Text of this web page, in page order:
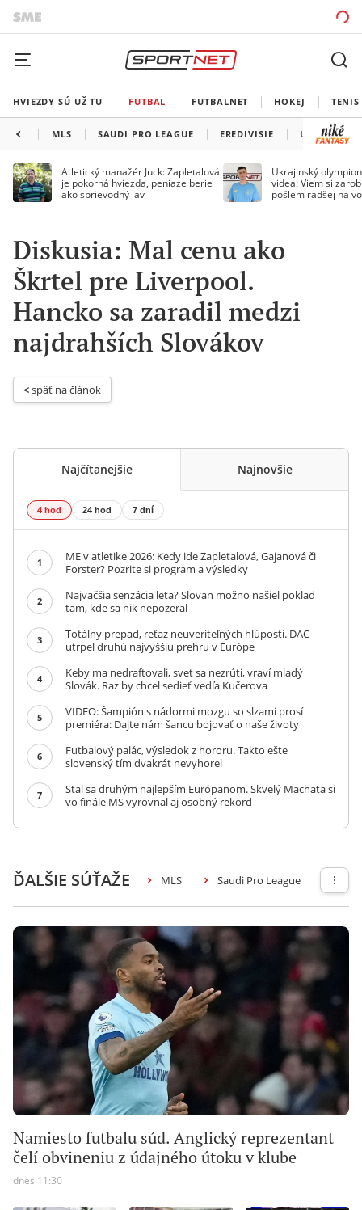
HVIEZDY SÚ UŽ TU FUTBAL FUTBALNET HOKEJ TENIS
MLS SAUDI PRO LEAGUE EREDIVISIE LIGA
Atletický manažér Juck: Zapletalová
je pokorná hviezda, peniaze berie
ako sprievodný jav
Ukrajinský
videa: Viem si
pošlem radšej na
Diskusia: Mal cenu ako
Škrtel pre Liverpool.
Hancko sa zaradil medzi
najdrahších Slovákov
< späť na článok
Najčítanejšie Najnovšie
4 hod 24 hod 7 dní
1
ME v atletike 2026: Kedy ide Zapletalová, Gajanová či
Forster? Pozrite si program a výsledky
2
Najväčšia senzácia leta? Slovan možno našiel poklad
tam, kde sa nik nepozeral
3
Totálny prepad, reťaz neuveriteľných hlúpostí. DAC
utrpel druhú najvyššiu prehru v Európe
4
Keby ma nedraftovali, svet sa nezrúti, vraví mladý
Slovák. Raz by chcel sedieť vedľa Kučerova
5
VIDEO: Šampión s nádormi mozgu so slzami prosí
premiéra: Dajte nám šancu bojovať o naše životy
6
Futbalový palác, výsledok z hororu. Takto ešte
slovenský tím dvakrát nevyhorel
7
Stal sa druhým najlepším Európanom. Skvelý Machata si
vo finále MS vyrovnal aj osobný rekord
ĎALŠIE SÚŤAŽE MLS Saudi Pro League
Namiesto futbalu súd. Anglický reprezentant
čelí obvineniu z údajného útoku v klube
dnes 11:30